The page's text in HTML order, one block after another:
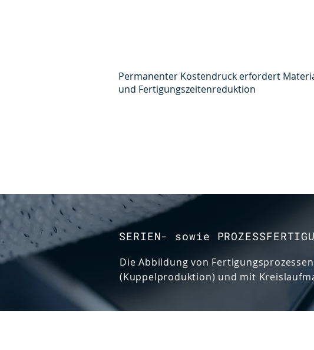
Permanenter Kostendruck erfordert
und Fertigungszeitenreduktion
SERIEN- sowie
Die Abbildung von
(Kuppelproduktion) und mit